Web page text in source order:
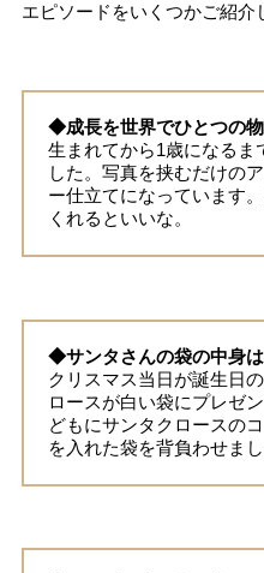
エピソードをいくつかご紹介
◆成長を世界でひとつの
生まれてから1歳になるま
した。写真を挟むだけの
ー仕立てになっています
くれるといいな。
◆サンタさんの袋の中身は
クリスマス当日が誕生日
ロースが白い袋にプレゼ
どもにサンタクロースの
を入れた袋を背負わせま